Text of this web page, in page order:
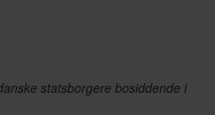
statsborgere bosiddende i